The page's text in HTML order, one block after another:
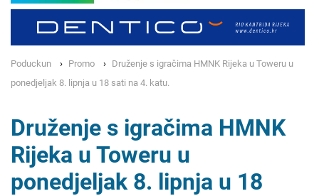
Poduckun Promo
Druženje s igračima HMNK Rijeka u Toweru u
ponedjeljak 8. lipnja u 18 sati na 4. katu.
Druženje s igračima HMNK
Rijeka u Toweru u
ponedjeljak 8. lipnja u 18